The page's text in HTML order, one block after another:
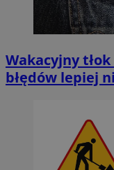
Wakacyjny
błędów lepiej